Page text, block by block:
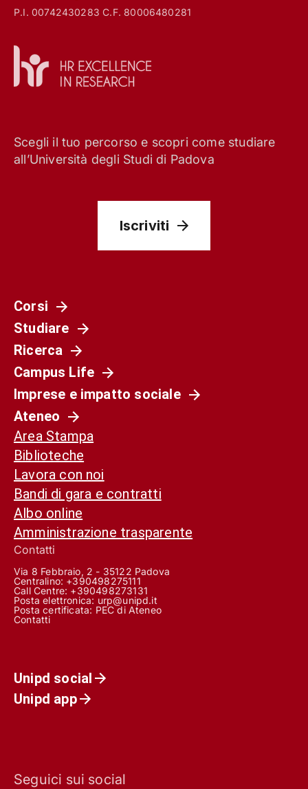
P.I. 00742430283 C.F. 80006480281
Scegli il tuo percorso e scopri come studiare
all’Università degli Studi di Padova
Iscriviti
Corsi
Studiare
Ricerca
Campus Life
Imprese e impatto sociale
Ateneo
Area Stampa
Biblioteche
Lavora con noi
Bandi di gara e contratti
Albo online
Amministrazione trasparente
Contatti
Via 8 Febbraio, 2 - 35122 Padova
Centralino: +390498275111
Call Centre: +390498273131
Posta elettronica: urp@unipd.it
Posta certificata: PEC di Ateneo
Contatti
Unipd social
Unipd app
Seguici sui social